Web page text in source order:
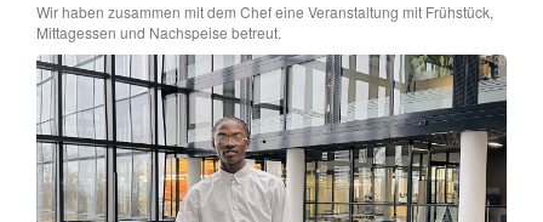
Wir haben zusammen mit dem Chef eine Veranstaltung mit Frühstück,
Mittagessen und Nachspeise betreut.